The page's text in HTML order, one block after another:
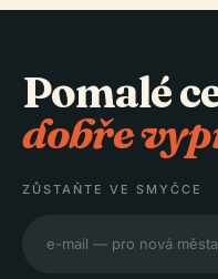
Pomalé
dobře
ZŮSTAŇTE VE SMYČCE